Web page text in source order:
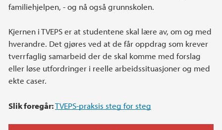
familiehjelpen, - og nå også grunnskolen.
Kjernen i TVEPS er at studentene skal lære av, om og med
hverandre. Det gjøres ved at de får oppdrag som krever
tverrfaglig samarbeid der de skal komme med forslag
eller løse utfordringer i reelle arbeidssituasjoner og med
ekte caser.
Slik foregår:TVEPS-praksis steg for steg